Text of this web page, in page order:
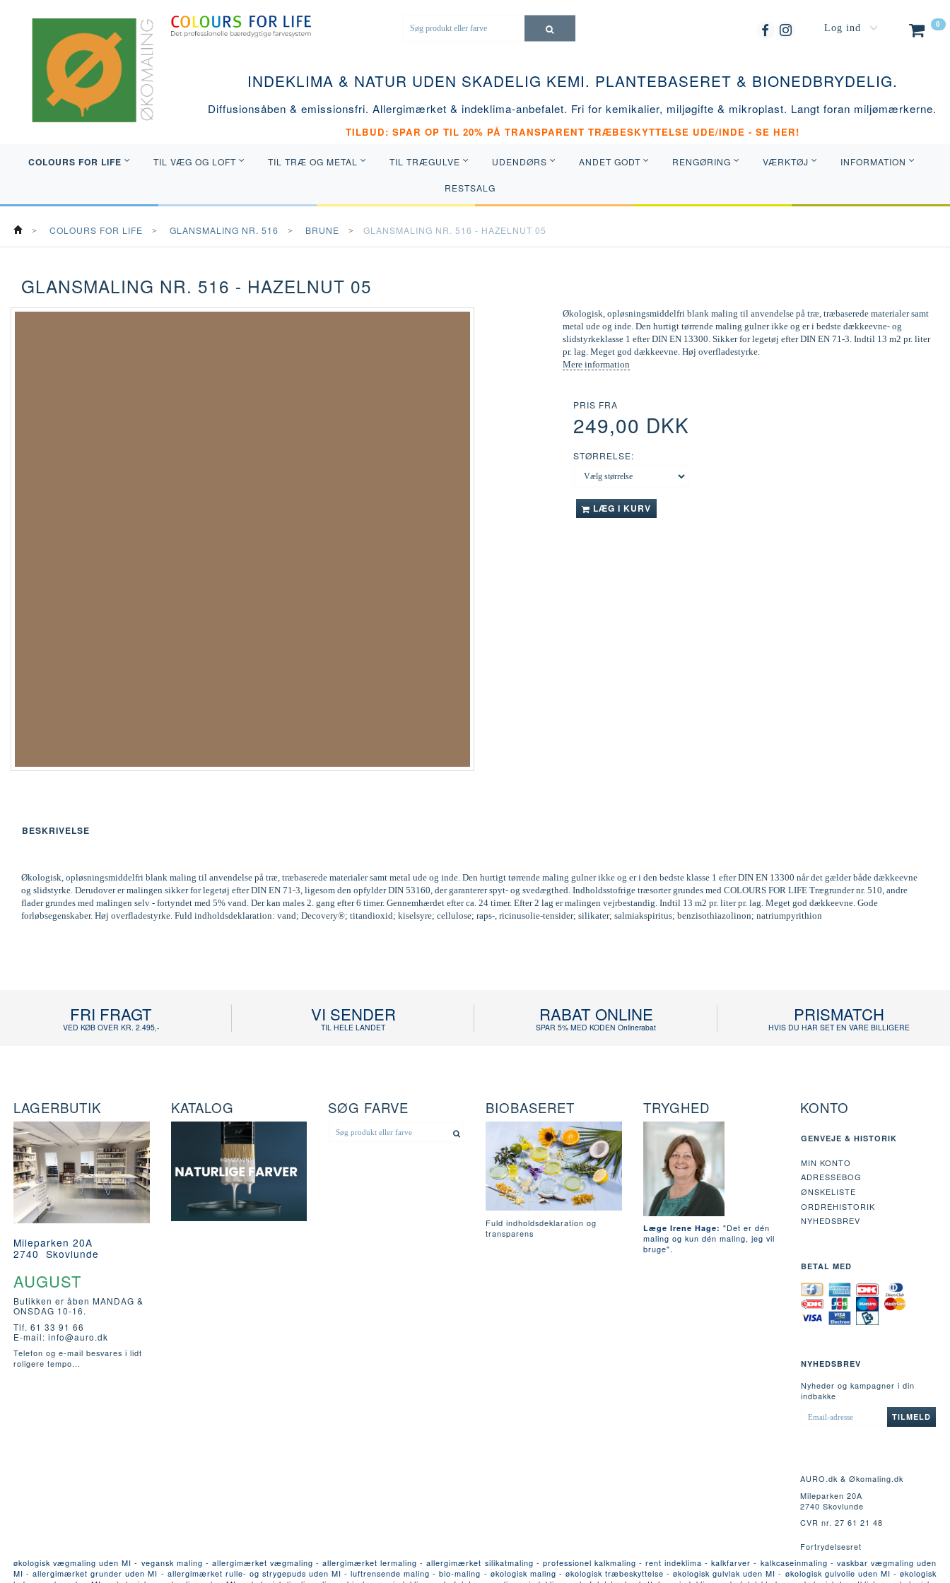
0
Log ind
INDEKLIMA & NATUR UDEN SKADELIG KEMI. PLANTEBASERET & BIONEDBRYDELIG.
Diffusionsåben & emissionsfri. Allergimærket & indeklima-anbefalet. Fri for kemikalier, miljøgifte & mikroplast. Langt foran miljømærkerne.
TILBUD: SPAR OP TIL 20% PÅ TRANSPARENT TRÆBESKYTTELSE UDE/INDE - SE HER!
COLOURS FOR LIFE TIL VÆG OG LOFT TIL TRÆ OG METAL TIL TRÆGULVE UDENDØRS ANDET GODT RENGØRING VÆRKTØJ INFORMATION
RESTSALG
COLOURS FOR LIFE GLANSMALING NR. 516 BRUNE GLANSMALING NR. 516 - HAZELNUT 05
GLANSMALING NR. 516 - HAZELNUT 05
Økologisk, opløsningsmiddelfri blank maling til anvendelse på træ, træbaserede materialer samt
metal ude og inde. Den hurtigt tørrende maling gulner ikke og er i bedste dækkeevne- og
slidstyrkeklasse 1 efter DIN EN 13300. Sikker for legetøj efter DIN EN 71-3. Indtil 13 m2 pr. liter
pr. lag. Meget god dækkeevne. Høj overfladestyrke.
Mere information
PRIS FRA
249,00 DKK
STØRRELSE:
LÆG I KURV
BESKRIVELSE
Økologisk, opløsningsmiddelfri blank maling til anvendelse på træ, træbaserede materialer samt metal ude og inde. Den hurtigt tørrende maling gulner ikke og er i den bedste klasse 1 efter DIN EN 13300 når det gælder både dækkeevne
og slidstyrke. Derudover er malingen sikker for legetøj efter DIN EN 71-3, ligesom den opfylder DIN 53160, der garanterer spyt- og svedægthed. Indholdsstofrige træsorter grundes med COLOURS FOR LIFE Trægrunder nr. 510, andre
flader grundes med malingen selv - fortyndet med 5% vand. Der kan males 2. gang efter 6 timer. Gennemhærdet efter ca. 24 timer. Efter 2 lag er malingen vejrbestandig. Indtil 13 m2 pr. liter pr. lag. Meget god dækkeevne. Gode
forløbsegenskaber. Høj overfladestyrke. Fuld indholdsdeklaration: vand; Decovery®; titandioxid; kiselsyre; cellulose; raps-, ricinusolie-tensider; silikater; salmiakspiritus; benzisothiazolinon; natriumpyrithion
FRI FRAGT
VED KØB OVER KR. 2.495,-
VI SENDER
TIL HELE LANDET
RABAT ONLINE
SPAR 5% MED KODEN Onlinerabat
PRISMATCH
HVIS DU HAR SET EN VARE BILLIGERE
LAGERBUTIK
Mileparken 20A
2740 Skovlunde
AUGUST
Butikken er åben MANDAG &
ONSDAG 10-16.
Tlf. 61 33 91 66
E-mail: info@auro.dk
Telefon og e-mail besvares i lidt
roligere tempo...
KATALOG SØG FARVE BIOBASERET
Fuld indholdsdeklaration og
transparens
TRYGHED
Læge Irene Hage: "Det er dén
maling og kun dén maling, jeg vil
bruge".
KONTO
GENVEJE & HISTORIK
MIN KONTO
ADRESSEBOG
ØNSKELISTE
ORDREHISTORIK
NYHEDSBREV
BETAL MED
NYHEDSBREV
Nyheder og kampagner i din
indbakke
EMAIL-
ADRESSE
TILMELD
AURO.dk & Økomaling.dk
Mileparken 20A
2740 Skovlunde
CVR nr. 27 61 21 48
Fortrydelsesret
økologisk vægmaling uden MI - vegansk maling - allergimærket vægmaling - allergimærket lermaling - allergimærket silikatmaling - professionel kalkmaling - rent indeklima - kalkfarver - kalkcaseinmaling - vaskbar vægmaling uden
MI - allergimærket grunder uden MI - allergimærket rulle- og strygepuds uden MI - luftrensende maling - bio-maling - økologisk maling - økologisk træbeskyttelse - økologisk gulvlak uden MI - økologisk gulvolie uden MI - økologisk